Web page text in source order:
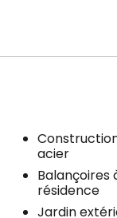
acier
Balançoires
résidence
Jardin